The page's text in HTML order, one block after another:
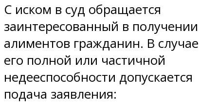
С иском в суд обращается
заинтересованный в получении
алиментов гражданин. В случае
его полной или частичной
недееспособности допускается
подача заявления: